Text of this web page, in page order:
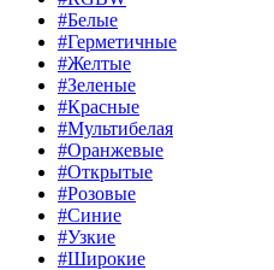
#Белые
#Герметичные
#Желтые
#Зеленые
#Красные
#Мультибелая
#Оранжевые
#Открытые
#Розовые
#Синие
#Узкие
#Широкие